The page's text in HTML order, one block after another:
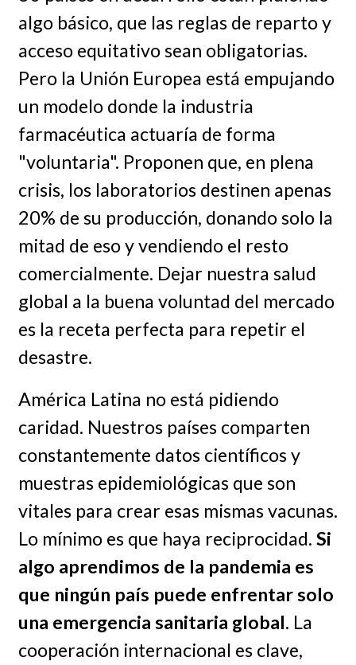
algo básico, que las reglas de reparto y
acceso equitativo sean obligatorias.
Pero la Unión Europea está empujando
un modelo donde la industria
farmacéutica actuaría de forma
"voluntaria". Proponen que, en plena
crisis, los laboratorios destinen apenas
20% de su producción, donando solo la
mitad de eso y vendiendo el resto
comercialmente. Dejar nuestra salud
global a la buena voluntad del mercado
es la receta perfecta para repetir el
desastre.
América Latina no está pidiendo
caridad. Nuestros países comparten
constantemente datos científicos y
muestras epidemiológicas que son
vitales para crear esas mismas vacunas.
Lo mínimo es que haya reciprocidad. Si
algo aprendimos de la pandemia es
que ningún país puede enfrentar solo
una emergencia sanitaria global. La
cooperación internacional es clave,